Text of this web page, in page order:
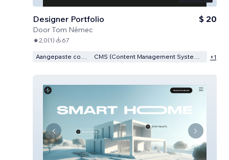
Designer Portfolio
DoorTom Němec
$ 20
2,0(1) 67
Aangepaste code CMS (Content Management Systeem) +1